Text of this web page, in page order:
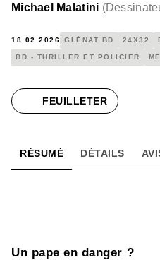
Michael Malatini (
18.02.2026 GLÉNAT BD 24X32
BD - THRILLER ET POLICIER
FEUILLETER
RÉSUMÉ DÉTAILS
Un pape en danger ?